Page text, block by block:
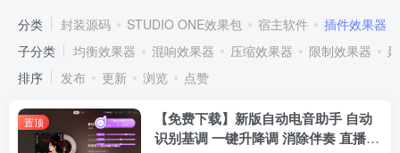
分类 封装源码 STUDIO ONE效果包 宿主软件
插件效果器
子分类
均衡效果器 混响效果器 压缩效果器 限制效果器
排序
发布 更新 浏览 点赞
置顶
【免费下载】新版自动电音助手 自动
识别基调 一键升降调 消除伴奏 直播唱